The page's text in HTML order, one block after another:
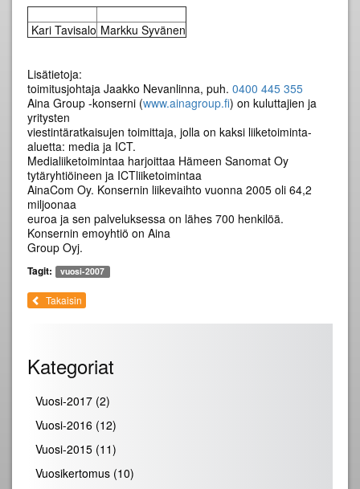
Kari Tavisalo Markku Syvänen
Lisätietoja:
toimitusjohtaja Jaakko Nevanlinna, puh. 0400 445 355
Aina Group -konserni (www.ainagroup.fi) on kuluttajien ja
yritysten
viestintäratkaisujen toimittaja, jolla on kaksi liiketoiminta-
aluetta: media ja ICT.
Medialiiketoimintaa harjoittaa Hämeen Sanomat Oy
tytäryhtiöineen ja ICTliiketoimintaa
AinaCom Oy. Konsernin liikevaihto vuonna 2005 oli 64,2
miljoonaa
euroa ja sen palveluksessa on lähes 700 henkilöä.
Konsernin emoyhtiö on Aina
Group Oyj.
Tagit: vuosi-2007
Takaisin
Kategoriat
Vuosi-2017 (2)
Vuosi-2016 (12)
Vuosi-2015 (11)
Vuosikertomus (10)